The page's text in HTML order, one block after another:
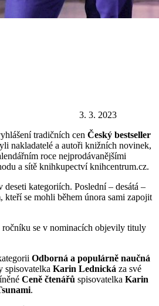
3. 3. 2023
tradičních cen Český bestseller
nakladatelé a autoři knižních novinek,
roce nejprodávanějšími
a sítě knihkupectví knihcentrum.cz.
kategoriích. Poslední – desátá –
kteří se mohli během února sami zapojit
ročníku se v nominacích objevily tituly
Odborná a populárně naučná
spisovatelka Karin Lednická za své
Ceně čtenářů spisovatelka Karin
.